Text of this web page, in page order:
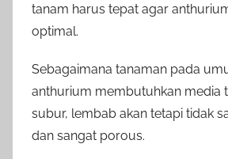
tanam harus tepat agar
optimal.
Sebagaimana tanaman pada
anthurium membutuhkan media
subur, lembab akan tetapi tidak
dan sangat porous.